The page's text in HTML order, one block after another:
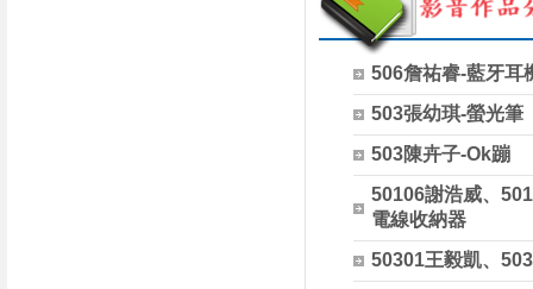
506詹祐睿-藍牙耳
503張幼琪-螢光筆
503陳卉子-Ok蹦
50106謝浩威、
電線收納器
50301王毅凱、